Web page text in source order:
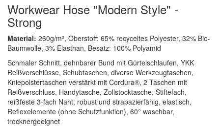
Workwear Hose "Modern Style" -
Strong
Material: 260g/m², Oberstoff: 65% recyceltes Polyester, 32% Bio-
Baumwolle, 3% Elasthan, Besatz: 100% Polyamid
Schmaler Schnitt, dehnbarer Bund mit Gürtelschlaufen, YKK
Reißverschlüsse, Schubtaschen, diverse Werkzeugtaschen,
Kniepolstertaschen verstärkt mit Cordura®, 2 Taschen mit
Reißverschluss, Handytasche, Zollstocktasche, Stiftefach,
reißfeste 3-fach Naht, robust und strapazierfähig, elastisch,
Reflexelemente (ohne Schutzfunktion), 60° waschbar,
trocknergeeignet